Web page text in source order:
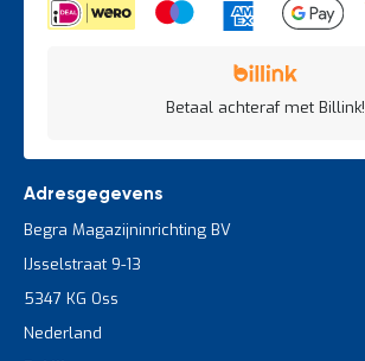
Betaal achteraf met Billink!
Adresgegevens
Begra Magazijninrichting BV
IJsselstraat 9-13
5347 KG Oss
Nederland